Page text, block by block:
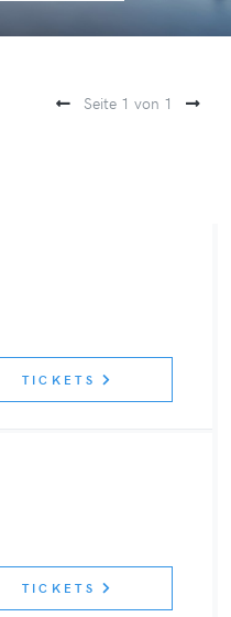
Seite 1 von 1
TICKETS
TICKETS